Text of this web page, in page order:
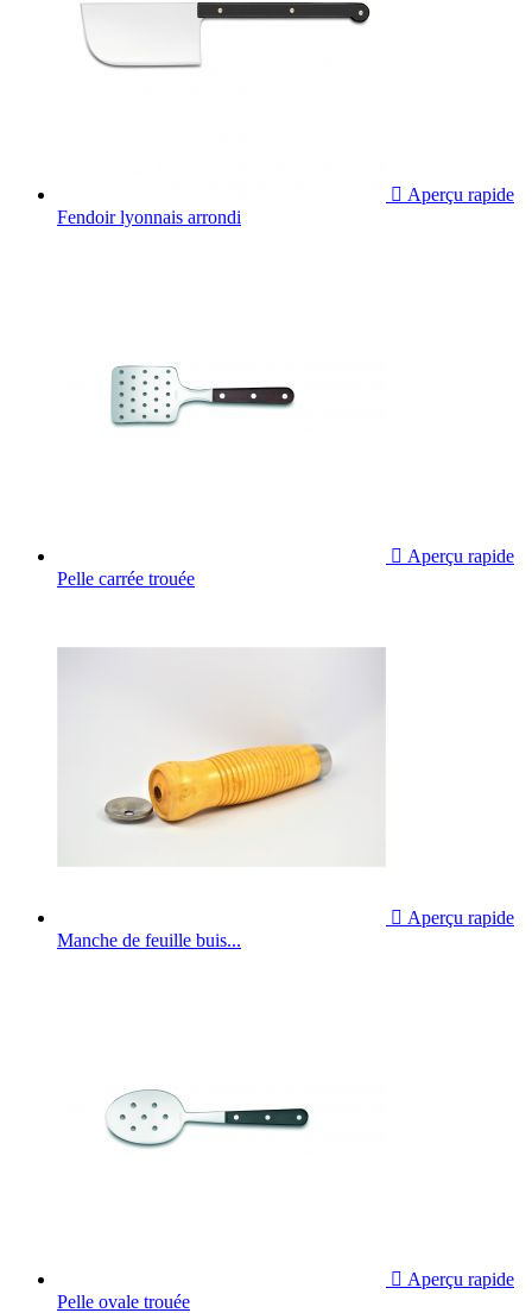
 Aperçu rapide
Fendoir lyonnais arrondi
 Aperçu rapide
Pelle carrée trouée
 Aperçu rapide
Manche de feuille buis...
 Aperçu rapide
Pelle ovale trouée